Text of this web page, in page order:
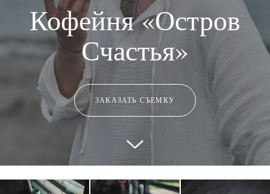
Кофейня «Остров
Счастья»
ЗАКАЗАТЬ СЪЕМКУ